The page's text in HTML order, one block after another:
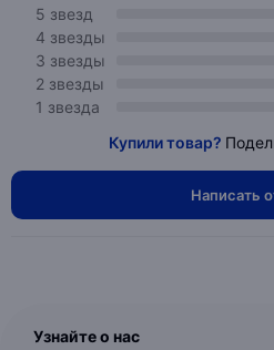
5 звезд
4 звезды
3 звезды
2 звезды
1 звезда
Купили товар?
Написать
Узнайте о нас